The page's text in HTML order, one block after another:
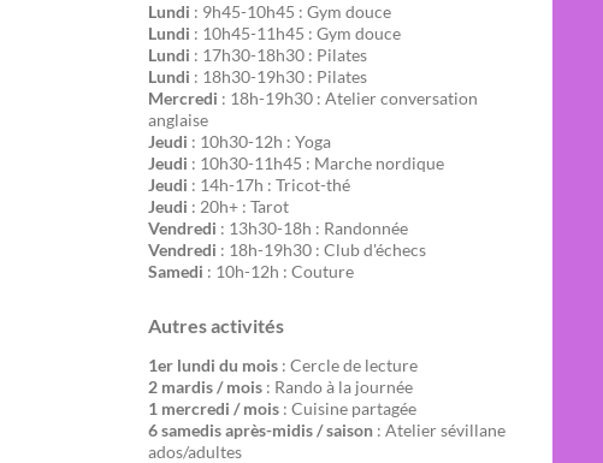
Lundi : 9h45-10h45 : Gym douce
Lundi : 10h45-11h45 : Gym douce
Lundi : 17h30-18h30 : Pilates
Lundi : 18h30-19h30 : Pilates
Mercredi : 18h-19h30 : Atelier conversation
anglaise
Jeudi : 10h30-12h : Yoga
Jeudi : 10h30-11h45 : Marche nordique
Jeudi : 14h-17h : Tricot-thé
Jeudi : 20h+ : Tarot
Vendredi : 13h30-18h : Randonnée
Vendredi : 18h-19h30 : Club d'échecs
Samedi : 10h-12h : Couture
Autres activités
1er lundi du mois : Cercle de lecture
2 mardis / mois : Rando à la journée
1 mercredi / mois : Cuisine partagée
6 samedis après-midis / saison : Atelier sévillane
ados/adultes